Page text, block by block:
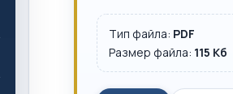
Тип файла: PDF
Размер файла: 115 Кб